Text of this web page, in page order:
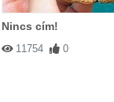
Nincs cím!
11754 0